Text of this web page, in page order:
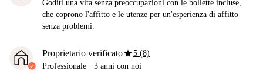
Goditi una vita senza preoccupazioni con le bollette incluse,
che coprono l'affitto e le utenze per un'esperienza di affitto
senza problemi.
Proprietario verificatostar5 (8)
Professionale · 3 anni con noi